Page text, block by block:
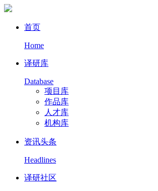
首页
Home
译研库
Database
项目库
作品库
人才库
机构库
资讯头条
Headlines
译研社区